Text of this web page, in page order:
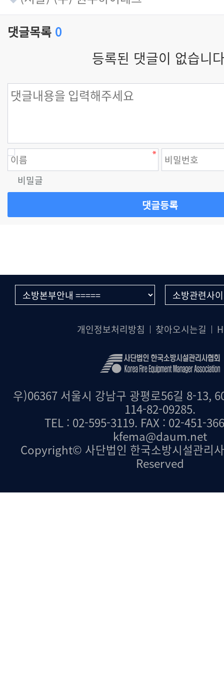
댓글목록 0
등록된 댓글이 없습니
비밀글
댓글등록
개인정보처리방침 찾아오시는길
우)06367 서울시 강남구 광평로56길 8-13,
114-82-09285.
TEL : 02-595-3119. FAX : 02-451-
kfema@daum.net
Copyright© 사단법인 한국소방시설관리
Reserved